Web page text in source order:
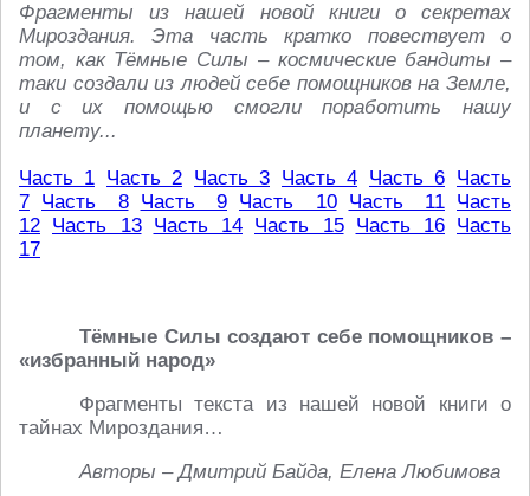
Фрагменты из нашей новой книги о секретах
Мироздания. Эта часть кратко повествует о
том, как Тёмные Силы – космические бандиты –
таки создали из людей себе помощников на Земле,
и с их помощью смогли поработить нашу
планету...
Часть 1 Часть 2 Часть 3 Часть 4 Часть 6 Часть
7 Часть 8 Часть 9 Часть 10 Часть 11 Часть
12 Часть 13 Часть 14 Часть 15 Часть 16 Часть
17
Тёмные Силы создают себе помощников –
«избранный народ»
Фрагменты текста из нашей новой книги о
тайнах Мироздания…
Авторы – Дмитрий Байда, Елена Любимова